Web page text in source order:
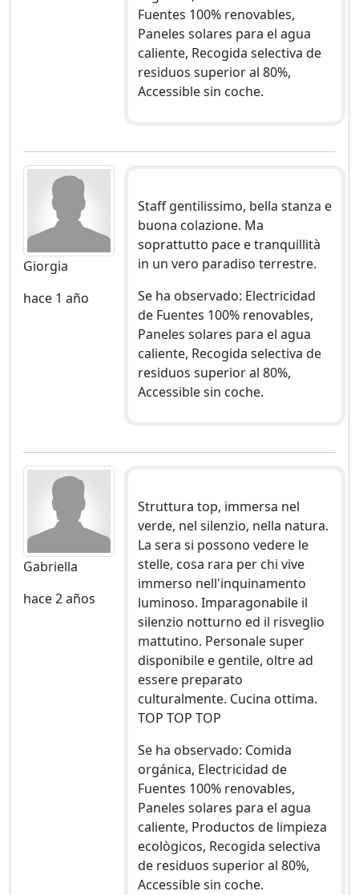
Fuentes 100% renovables,
Paneles solares para el agua
caliente, Recogida selectiva de
residuos superior al 80%,
Accessible sin coche.
Giorgia
hace 1 año
Staff gentilissimo, bella stanza e
buona colazione. Ma
soprattutto pace e tranquillità
in un vero paradiso terrestre.
Se ha observado: Electricidad
de Fuentes 100% renovables,
Paneles solares para el agua
caliente, Recogida selectiva de
residuos superior al 80%,
Accessible sin coche.
Gabriella
hace 2 años
Struttura top, immersa nel
verde, nel silenzio, nella natura.
La sera si possono vedere le
stelle, cosa rara per chi vive
immerso nell'inquinamento
luminoso. Imparagonabile il
silenzio notturno ed il risveglio
mattutino. Personale super
disponibile e gentile, oltre ad
essere preparato
culturalmente. Cucina ottima.
TOP TOP TOP
Se ha observado: Comida
orgánica, Electricidad de
Fuentes 100% renovables,
Paneles solares para el agua
caliente, Productos de limpieza
ecològicos, Recogida selectiva
de residuos superior al 80%,
Accessible sin coche.